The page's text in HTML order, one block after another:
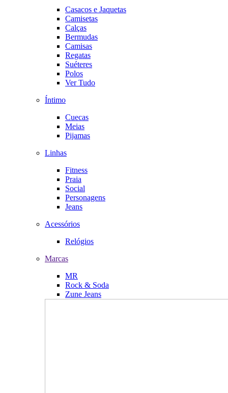
Casacos e Jaquetas
Camisetas
Calças
Bermudas
Camisas
Regatas
Suéteres
Polos
Ver Tudo
Íntimo
Cuecas
Meias
Pijamas
Linhas
Fitness
Praia
Social
Personagens
Jeans
Acessórios
Relógios
Marcas
MR
Rock & Soda
Zune Jeans